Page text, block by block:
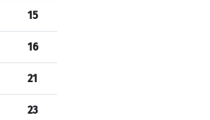
15
16
21
23